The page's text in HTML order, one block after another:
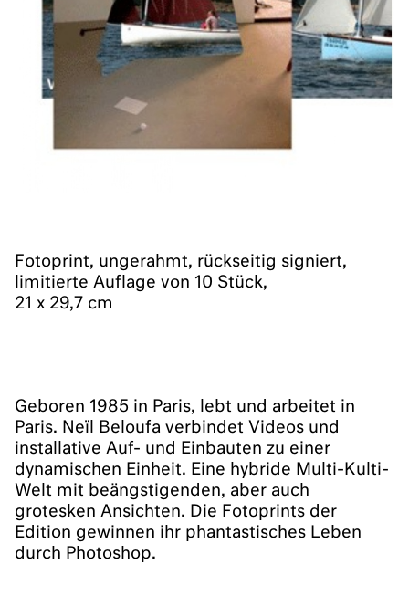
Fotoprint, ungerahmt, rückseitig signiert,
limitierte Auflage von 10 Stück,
21 x 29,7 cm
Geboren 1985 in Paris, lebt und arbeitet in
Paris. Neïl Beloufa verbindet Videos und
installative Auf- und Einbauten zu einer
dynamischen Einheit. Eine hybride Multi-Kulti-
Welt mit beängstigenden, aber auch
grotesken Ansichten. Die Fotoprints der
Edition gewinnen ihr phantastisches Leben
durch Photoshop.